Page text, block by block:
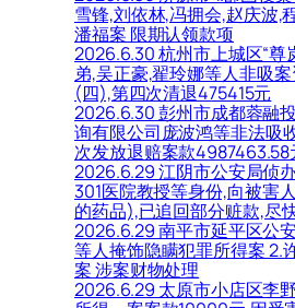
雪锋,刘依林,冯拥会,赵庆波,
潘福案 限期认领款项
2026.6.30 杭州市上城区“尊
弟,吴正豪,翟玲娜等人非吸
(四),第四次清退475415元
2026.6.30 彭州市成都蓉融
询有限公司庞波鸿等非法吸
次发放退赔案款4987463.58
2026.6.29 江阴市公安局侦
301医院教授等身份,向被害
的药品),已追回部分赃款,尽
2026.6.29 南平市延平区公
等人掩饰隐瞒犯罪所得案 2.
案 涉案财物处理
2026.6.29 太原市小店区李